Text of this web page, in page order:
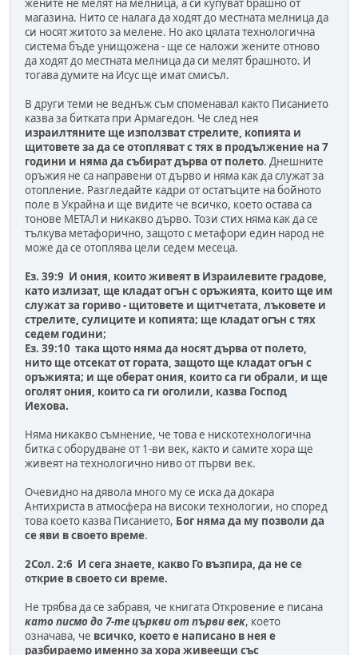
магазина. Нито се налага да ходят до местната мелница да
си носят житото за мелене. Но ако цялата технологична
система бъде унищожена - ще се наложи жените отново
да ходят до местната мелница да си мелят брашното. И
тогава думите на Исус ще имат смисъл.
В други теми не веднъж съм споменавал както Писанието
казва за битката при Армагедон. Че след нея
израилтяните ще използват стрелите, копията и
щитовете за да се отопляват с тях в продължение на 7
години и няма да събират дърва от полето. Днешните
оръжия не са направени от дърво и няма как да служат за
отопление. Разгледайте кадри от остатъците на бойното
поле в Украйна и ще видите че всичко, което остава са
тонове МЕТАЛ и никакво дърво. Този стих няма как да се
тълкува метафорично, защото с метафори един народ не
може да се отоплява цели седем месеца.
Ез. 39:9 И ония, които живеят в Израилевите градове,
като излизат, ще кладат огън с оръжията, които ще им
служат за гориво - щитовете и щитчетата, лъковете и
стрелите, сулиците и копията; ще кладат огън с тях
седем години;
Ез. 39:10 така щото няма да носят дърва от полето,
нито ще отсекат от гората, защото ще кладат огън с
оръжията; и ще оберат ония, които са ги обрали, и ще
оголят ония, които са ги оголили, казва Господ
Иехова.
Няма никакво съмнение, че това е нискотехнологична
битка с оборудване от 1-ви век, както и самите хора ще
живеят на технологично ниво от първи век.
Очевидно на дявола много му се иска да докара
Антихриста в атмосфера на високи технологии, но според
това което казва Писанието, Бог няма да му позволи да
се яви в своето време.
2Сол. 2:6 И сега знаете, какво Го възпира, да не се
открие в своето си време.
Не трябва да се забравя, че книгата Откровение е писана
като писмо до 7-те църкви от първи век, което
означава, че всичко, което е написано в нея е
разбираемо именно за хора живеещи със